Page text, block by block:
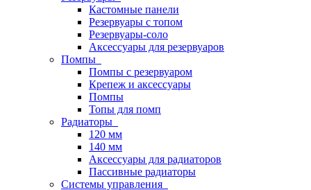
Кастомные панели
Резервуары с топом
Резервуары-соло
Аксессуары для резервуаров
Помпы
Помпы с резервуаром
Крепеж и аксессуары
Помпы
Топы для помп
Радиаторы
120 мм
140 мм
Аксессуары для радиаторов
Пассивные радиаторы
Системы управления